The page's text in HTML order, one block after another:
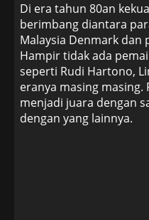
Di era tahun 80an
berimbang diantara
Malaysia Denmark dan
Hampir tidak ada
seperti Rudi Hartono,
eranya masing
menjadi juara dengan
dengan yang lainnya.